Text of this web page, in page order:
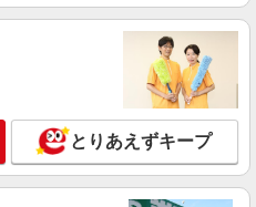
とりあえずキープ